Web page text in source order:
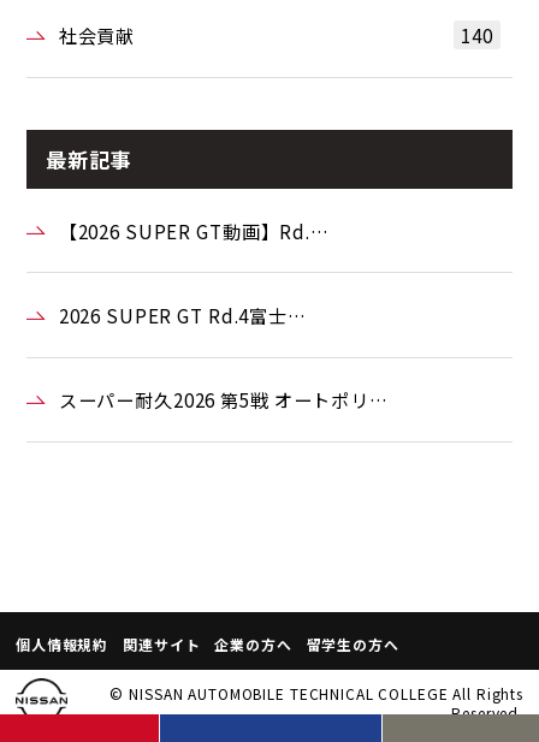
社会貢献 140
最新記事
【2026 SUPER GT動画】Rd.…
2026 SUPER GT Rd.4富士…
スーパー耐久2026 第5戦 オートポリ…
個人情報規約 関連サイト 企業の方へ 留学生の方へ
© NISSAN AUTOMOBILE TECHNICAL COLLEGE All Rights
Reserved.